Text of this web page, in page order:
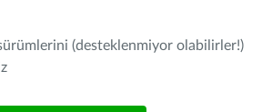
(desteklenmiyor olabilirler!)